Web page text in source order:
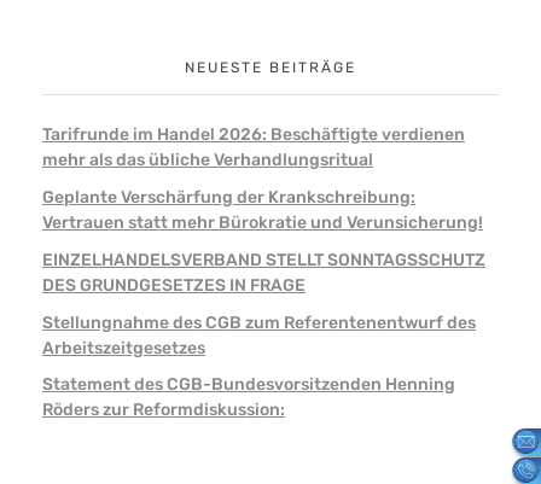
NEUESTE BEITRÄGE
Tarifrunde im Handel 2026: Beschäftigte verdienen
mehr als das übliche Verhandlungsritual
Geplante Verschärfung der Krankschreibung:
Vertrauen statt mehr Bürokratie und Verunsicherung!
EINZELHANDELSVERBAND STELLT SONNTAGSSCHUTZ
DES GRUNDGESETZES IN FRAGE
Stellungnahme des CGB zum Referentenentwurf des
Arbeitszeitgesetzes
Statement des CGB-Bundesvorsitzenden Henning
Röders zur Reformdiskussion: